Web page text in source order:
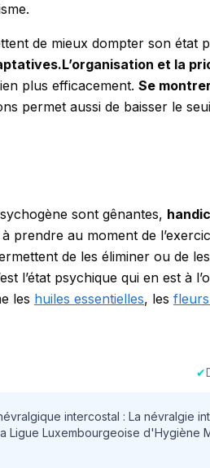
de mieux dompter son état
L’organisation et la
plus efficacement. Se
permet aussi de baisser le
sont gênantes,
prendre au moment de
de les éliminer ou de
l’état psychique qui en est à
les huiles essentielles, les
✔
intercostal : La névralgie
Ligue Luxembourgeoise d'Hygiène